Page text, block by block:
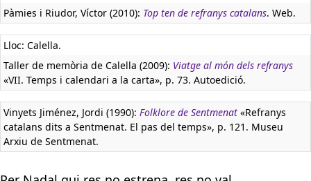
Pàmies i Riudor, Víctor (2010): Top ten de refranys catalans. Web.
Lloc: Calella.
Taller de memòria de Calella (2009): Viatge al món dels refranys
«VII. Temps i calendari a la carta», p. 73. Autoedició.
Vinyets Jiménez, Jordi (1990): Folklore de Sentmenat «Refranys
catalans dits a Sentmenat. El pas del temps», p. 121. Museu
Arxiu de Sentmenat.